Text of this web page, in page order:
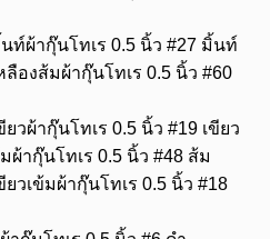
ผ้ากุ๊นโทเร 0.5 นิ้ว #27 มิ้นท์
ผ้ากุ๊นโทเร 0.5 นิ้ว #60
ผ้ากุ๊นโทเร 0.5 นิ้ว #19 เขียว
ผ้ากุ๊นโทเร 0.5 นิ้ว #48 ส้ม
ผ้ากุ๊นโทเร 0.5 นิ้ว #18